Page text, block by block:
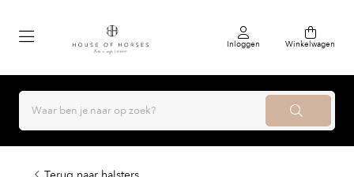
Inloggen Winkelwagen